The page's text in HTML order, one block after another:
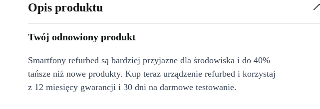
Opis produktu
Twój odnowiony produkt
Smartfony refurbed są bardziej przyjazne dla środowiska i do 40%
tańsze niż nowe produkty. Kup teraz urządzenie refurbed i korzystaj
z 12 miesięcy gwarancji i 30 dni na darmowe testowanie.